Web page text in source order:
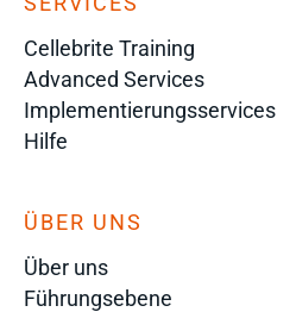
Cellebrite Training
Advanced Services
Implementierungsservices
Hilfe
ÜBER UNS
Über uns
Führungsebene